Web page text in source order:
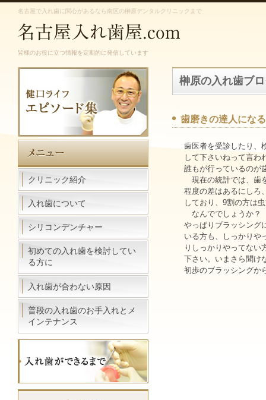
名古屋で入れ歯に関心があるなら南区の榊原デンタルクリニックまで
皆様のお役に立つ情報を定期的に発信しています
榊原の入れ歯ブ
歯磨きの達人にな
歯医者を受診したり、
して下さいねって言わ
誰もが行っているのが
現在の統計では、歯
程度の差はあるにしろ
しており、9割の方は
なんででしょうか？
やっぱりブラッシング
いる方も、しっかりや
りしっかりやってない
下さい。いまさら聞け
初歩のブラッシングか
クリニック紹介
入れ歯について
シリコンデンチャー
初めての入れ歯を検討してい
る方に
入れ歯が合わない原因
普段の入れ歯のお手入れとメ
インテナンス